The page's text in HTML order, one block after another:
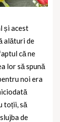
și acest
alături de
că ne
lor să spună
noi era
toții, să
de